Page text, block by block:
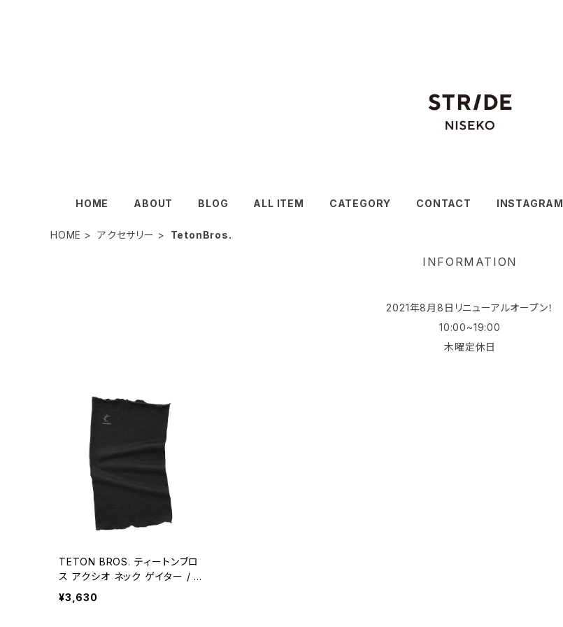
HOME ABOUT BLOG ALL ITEM CATEGORY CONTACT INSTAGRAM
HOME アクセサリー TetonBros.
INFORMATION
2021年8月8日リニューアルオープン！
10:00~19:00
木曜定休日
TETON BROS. ティートンブロ
ス アクシオ ネック ゲイター / B
lack
¥3,630